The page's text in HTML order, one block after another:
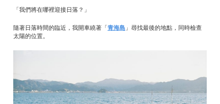
「我們將在哪裡迎接日落？」
隨著日落時間的臨近，我開車繞著「 青海島」尋找最後的地點，同時檢查
太陽的位置。